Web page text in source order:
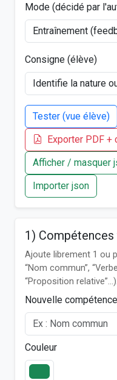
Mode (décidé par
Consigne (élève)
Tester (vue élève)
Exporter PDF +
Afficher / masquer
Importer json
1)
Ajoute librement 1 ou
“Nom commun”,
“Proposition relative”…).
Nouvelle compétence
Couleur